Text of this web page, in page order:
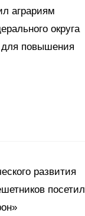
аграриям
округа
для повышения
развития
посетил